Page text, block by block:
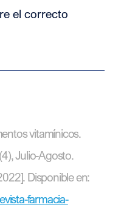
el correcto
vitamínicos.
Julio-Agosto.
Disponible en:
farmacia-